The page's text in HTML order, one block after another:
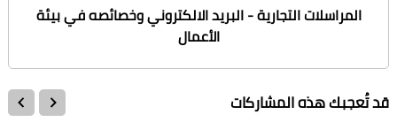
المراسلات التجارية - البريد الالكتروني وخصائصه في بيئة
الأعمال
قد تُعجبك هذه المشاركات